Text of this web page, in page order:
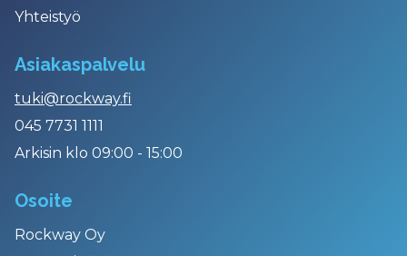
Yhteistyö
Asiakaspalvelu
tuki@rockway.fi
045 7731 1111
Arkisin klo 09:00 - 15:00
Osoite
Rockway Oy